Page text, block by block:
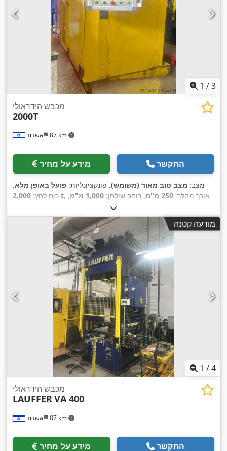
1 /3
אשדוד 87 km
מכבש הידראולי
2000T
מידע על מחיר התקשר
מצב: מצב טוב מאוד (משומש), פונקציונליות: פועל באופן מלא,
כוח לחץ: 2,000 t , אורך מהלך: 250 מ"מ , רוחב שולחן: 1,000 מ"מ
,
מודעה קטנה
1 /4
אשדוד 87 km
מכבש הידראולי
LAUFFERVA 400
מידע על מחיר התקשר